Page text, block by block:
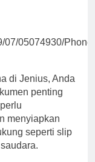
07/05074930/Phone-
di Jenius, Anda
penting
menyiapkan
seperti slip